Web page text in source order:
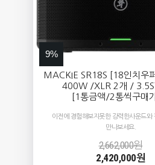
9%
MACKIE SR18S [18인치우
400W /XLR 2개 /
[1통금액/2통씩구매
이전에 경험해보지못한 강력한사운드와
만나보세요.
2,662,000원
2,420,000원